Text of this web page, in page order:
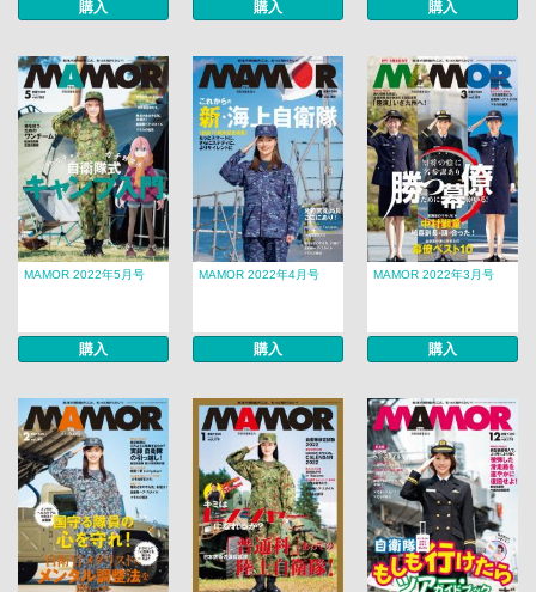
購入 購入 購入
MAMOR 2022年5月号
購入
MAMOR 2022年4月号
購入
MAMOR 2022年3月号
購入